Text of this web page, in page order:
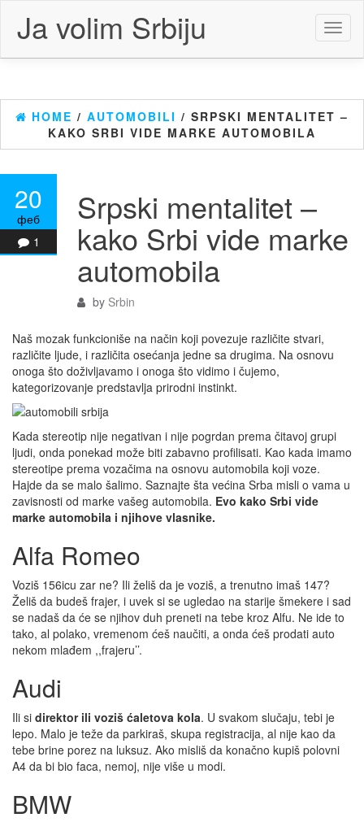
content
Ja volim Srbiju
HOME / AUTOMOBILI / SRPSKI MENTALITET –
KAKO SRBI VIDE MARKE AUTOMOBILA
20
феб
1
Srpski mentalitet –
kako Srbi vide marke
automobila
by Srbin
Naš mozak funkcioniše na način koji povezuje različite stvari,
različite ljude, i različita osećanja jedne sa drugima. Na osnovu
onoga što doživljavamo i onoga što vidimo i čujemo,
kategorizovanje predstavlja prirodni instinkt.
Kada stereotip nije negativan i nije pogrdan prema čitavoj grupi
ljudi, onda ponekad može biti zabavno profilisati. Kao kada imamo
stereotipe prema vozačima na osnovu automobila koji voze.
Hajde da se malo šalimo. Saznajte šta većina Srba misli o vama u
zavisnosti od marke vašeg automobila. Evo kako Srbi vide
marke automobila i njihove vlasnike.
Alfa Romeo
Voziš 156icu zar ne? Ili želiš da je voziš, a trenutno imaš 147?
Želiš da budeš frajer, i uvek si se ugledao na starije šmekere i sad
se nadaš da će se njihov duh preneti na tebe kroz Alfu. Ne ide to
tako, al polako, vremenom ćeš naučiti, a onda ćeš prodati auto
nekom mlađem ,,frajeru’’.
Audi
Ili si direktor ili voziš ćaletova kola. U svakom slučaju, tebi je
lepo. Malo je teže da parkiraš, skupa registracija, al nije kao da
tebe brine porez na luksuz. Ako misliš da konačno kupiš polovni
A4 da bi bio faca, nemoj, nije više u modi.
BMW